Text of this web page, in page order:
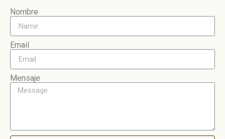
Nombre
Email
Mensaje